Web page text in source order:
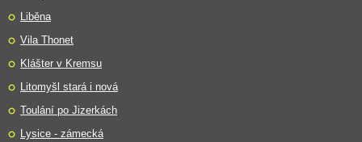
Liběna
Vila Thonet
Klášter v Kremsu
Litomyšl stará i nová
Toulání po Jizerkách
Lysice - zámecká